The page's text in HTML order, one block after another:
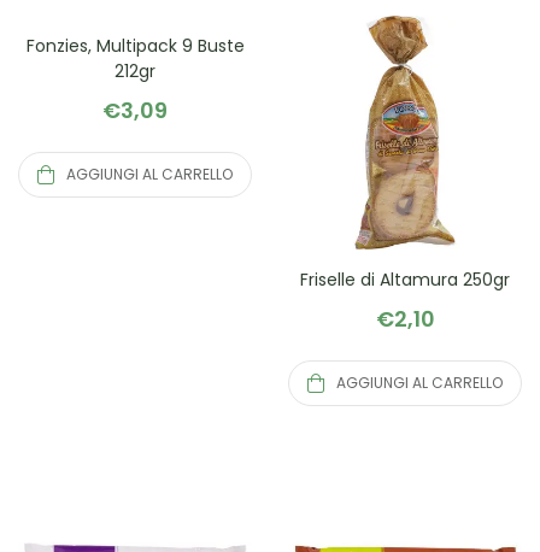
Fonzies, Multipack 9 Buste
212gr
€3,09
AGGIUNGI AL CARRELLO
Friselle di Altamura 250gr
€2,10
AGGIUNGI AL CARRELLO